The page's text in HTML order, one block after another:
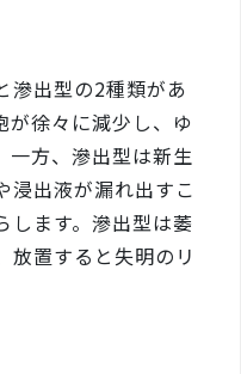
滲出型の2種類があ
が徐々に減少し、ゆ
一方、滲出型は新生
浸出液が漏れ出すこ
します。滲出型は萎
放置すると失明のリ